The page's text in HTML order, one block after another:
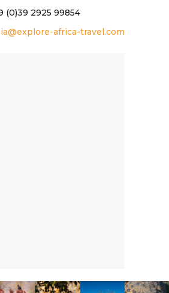
(0)39 2925 99854
africa-travel.com